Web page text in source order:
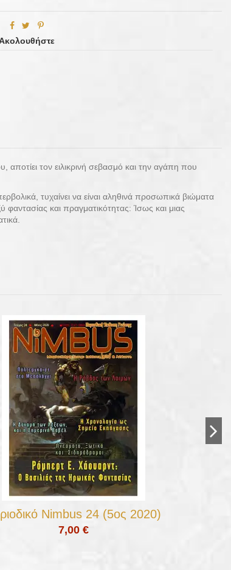
αποτίει τον ειλικρινή σεβασμό και την αγάπη που
τυχαίνει να είναι αληθινά προσωπικά βιώματα
φαντασίας και πραγματικότητας: Ίσως και μιας
Nimbus 24 (5ος 2020)
7,00 €